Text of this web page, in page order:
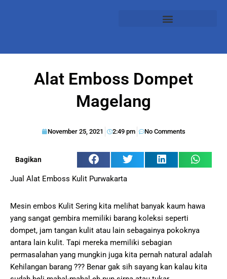
Alat Emboss Dompet
Magelang
November 25, 2021 2:49 pm No Comments
Bagikan
Jual Alat Emboss Kulit Purwakarta
Mesin embos Kulit Sering kita melihat banyak kaum hawa
yang sangat gembira memiliki barang koleksi seperti
dompet, jam tangan kulit atau lain sebagainya pokoknya
antara lain kulit. Tapi mereka memiliki sebagian
permasalahan yang mungkin juga kita pernah natural adalah
Kehilangan barang ??? Benar gak sih sayang kan kalau kita